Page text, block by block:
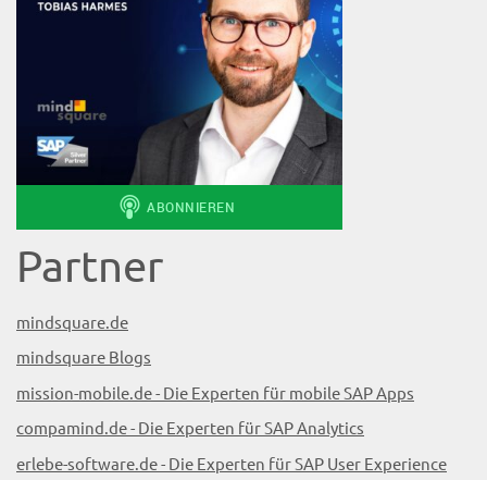
Partner
mindsquare.de
mindsquare Blogs
mission-mobile.de - Die Experten für mobile SAP Apps
compamind.de - Die Experten für SAP Analytics
erlebe-software.de - Die Experten für SAP User Experience